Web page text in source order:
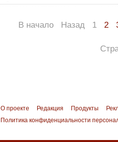
В начало Назад 1 2
О проекте Редакция Продукты
Политика конфиденциальности